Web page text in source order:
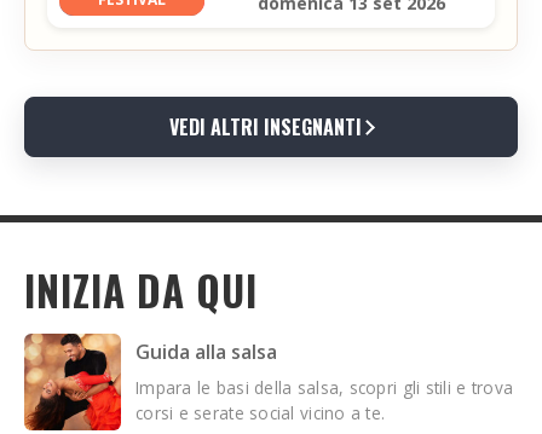
VEDI ALTRI INSEGNANTI
INIZIA DA QUI
Guida alla salsa
Impara le basi della salsa, scopri gli stili e trova
corsi e serate social vicino a te.